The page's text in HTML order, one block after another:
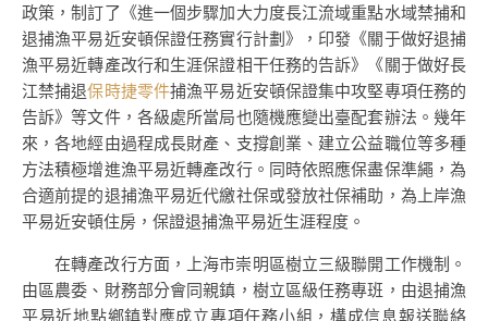
政策，制訂了《進一個步驟加大力度長江流域重點水域禁捕和
退捕漁平易近安頓保證任務實行計劃》，印發《關于做好退捕
漁平易近轉產改行和生涯保證相干任務的告訴》《關于做好長
江禁捕退保時捷零件捕漁平易近安頓保證集中攻堅專項任務的
告訴》等文件，各級處所當局也隨機應變出臺配套辦法。幾年
來，各地經由過程成長財產、支撐創業、建立公益職位等多種
方法積極增進漁平易近轉產改行。同時依照應保盡保準繩，為
合適前提的退捕漁平易近代繳社保或發放社保補助，為上岸漁
平易近安頓住房，保證退捕漁平易近生涯程度。
在轉產改行方面，上海市崇明區樹立三級聯開工作機制。
由區農委、財務部分會同親鎮，樹立區級任務專班，由退捕漁
平易近地點鄉鎮對應成立專項任務小組，構成信息報送聯絡